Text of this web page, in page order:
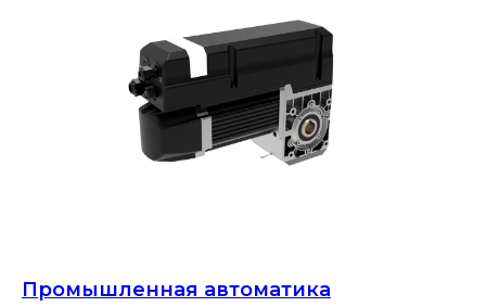
Промышленная автоматика